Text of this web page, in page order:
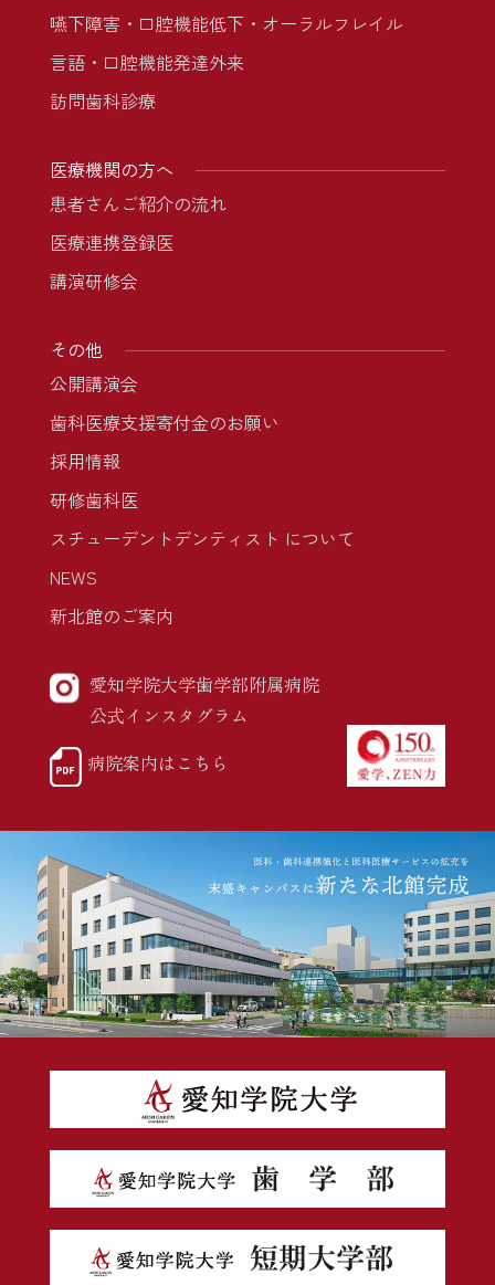
嚥下障害・口腔機能低下・オーラルフレイル
言語・口腔機能発達外来
訪問歯科診療
医療機関の方へ
患者さんご紹介の流れ
医療連携登録医
講演研修会
その他
公開講演会
歯科医療支援寄付金のお願い
採用情報
研修歯科医
スチューデントデンティスト について
NEWS
新北館のご案内
愛知学院大学歯学部附属病院
公式インスタグラム
病院案内はこちら